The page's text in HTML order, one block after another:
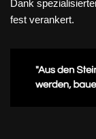
Dank
fest verankert.